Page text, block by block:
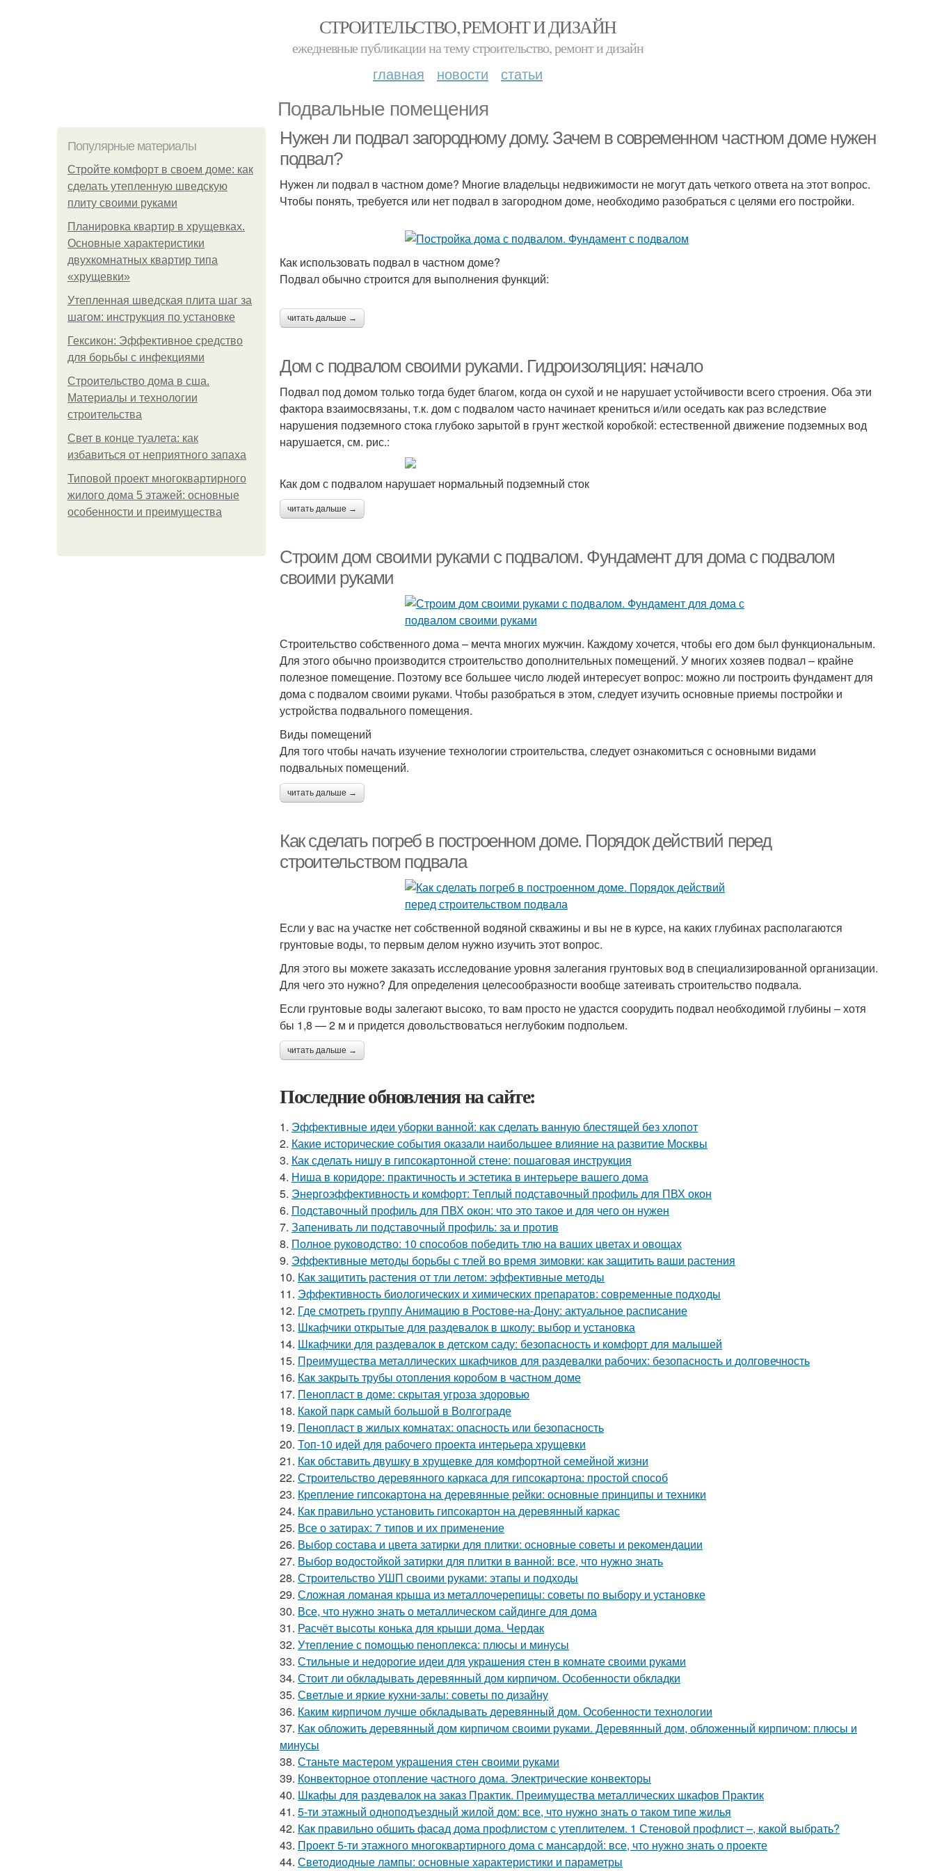
СТРОИТЕЛЬСТВО, РЕМОНТ И ДИЗАЙН
ежедневные публикации на тему строительство, ремонт и дизайн
главная новости статьи
Подвальные помещения
Популярные материалы
Стройте комфорт в своем доме: как
сделать утепленную шведскую
плиту своими руками
Планировка квартир в хрущевках.
Основные характеристики
двухкомнатных квартир типа
«хрущевки»
Утепленная шведская плита шаг за
шагом: инструкция по установке
Гексикон: Эффективное средство
для борьбы с инфекциями
Строительство дома в сша.
Материалы и технологии
строительства
Свет в конце туалета: как
избавиться от неприятного запаха
Типовой проект многоквартирного
жилого дома 5 этажей: основные
особенности и преимущества
Нужен ли подвал загородному дому. Зачем в современном частном доме нужен
подвал?
Нужен ли подвал в частном доме? Многие владельцы недвижимости не могут дать четкого ответа на этот вопрос.
Чтобы понять, требуется или нет подвал в загородном доме, необходимо разобраться с целями его постройки.
Как использовать подвал в частном доме?
Подвал обычно строится для выполнения функций:
читать дальше →
Дом с подвалом своими руками. Гидроизоляция: начало
Подвал под домом только тогда будет благом, когда он сухой и не нарушает устойчивости всего строения. Оба эти
фактора взаимосвязаны, т.к. дом с подвалом часто начинает крениться и/или оседать как раз вследствие
нарушения подземного стока глубоко зарытой в грунт жесткой коробкой: естественной движение подземных вод
нарушается, см. рис.:
Как дом с подвалом нарушает нормальный подземный сток
читать дальше →
Строим дом своими руками с подвалом. Фундамент для дома с подвалом
своими руками
Строительство собственного дома – мечта многих мужчин. Каждому хочется, чтобы его дом был функциональным.
Для этого обычно производится строительство дополнительных помещений. У многих хозяев подвал – крайне
полезное помещение. Поэтому все большее число людей интересует вопрос: можно ли построить фундамент для
дома с подвалом своими руками. Чтобы разобраться в этом, следует изучить основные приемы постройки и
устройства подвального помещения.
Виды помещений
Для того чтобы начать изучение технологии строительства, следует ознакомиться с основными видами
подвальных помещений.
читать дальше →
Как сделать погреб в построенном доме. Порядок действий перед
строительством подвала
Если у вас на участке нет собственной водяной скважины и вы не в курсе, на каких глубинах располагаются
грунтовые воды, то первым делом нужно изучить этот вопрос.
Для этого вы можете заказать исследование уровня залегания грунтовых вод в специализированной организации.
Для чего это нужно? Для определения целесообразности вообще затеивать строительство подвала.
Если грунтовые воды залегают высоко, то вам просто не удастся соорудить подвал необходимой глубины – хотя
бы 1,8 — 2 м и придется довольствоваться неглубоким подпольем.
читать дальше →
Последние обновления на сайте:
1. Эффективные идеи уборки ванной: как сделать ванную блестящей без хлопот
2. Какие исторические события оказали наибольшее влияние на развитие Москвы
3. Как сделать нишу в гипсокартонной стене: пошаговая инструкция
4. Ниша в коридоре: практичность и эстетика в интерьере вашего дома
5. Энергоэффективность и комфорт: Теплый подставочный профиль для ПВХ окон
6. Подставочный профиль для ПВХ окон: что это такое и для чего он нужен
7. Запенивать ли подставочный профиль: за и против
8. Полное руководство: 10 способов победить тлю на ваших цветах и овощах
9. Эффективные методы борьбы с тлей во время зимовки: как защитить ваши растения
10. Как защитить растения от тли летом: эффективные методы
11. Эффективность биологических и химических препаратов: современные подходы
12. Где смотреть группу Анимацию в Ростове-на-Дону: актуальное расписание
13. Шкафчики открытые для раздевалок в школу: выбор и установка
14. Шкафчики для раздевалок в детском саду: безопасность и комфорт для малышей
15. Преимущества металлических шкафчиков для раздевалки рабочих: безопасность и долговечность
16. Как закрыть трубы отопления коробом в частном доме
17. Пенопласт в доме: скрытая угроза здоровью
18. Какой парк самый большой в Волгограде
19. Пенопласт в жилых комнатах: опасность или безопасность
20. Топ-10 идей для рабочего проекта интерьера хрущевки
21. Как обставить двушку в хрущевке для комфортной семейной жизни
22. Строительство деревянного каркаса для гипсокартона: простой способ
23. Крепление гипсокартона на деревянные рейки: основные принципы и техники
24. Как правильно установить гипсокартон на деревянный каркас
25. Все о затирах: 7 типов и их применение
26. Выбор состава и цвета затирки для плитки: основные советы и рекомендации
27. Выбор водостойкой затирки для плитки в ванной: все, что нужно знать
28. Строительство УШП своими руками: этапы и подходы
29. Сложная ломаная крыша из металлочерепицы: советы по выбору и установке
30. Все, что нужно знать о металлическом сайдинге для дома
31. Расчёт высоты конька для крыши дома. Чердак
32. Утепление с помощью пеноплекса: плюсы и минусы
33. Стильные и недорогие идеи для украшения стен в комнате своими руками
34. Стоит ли обкладывать деревянный дом кирпичом. Особенности обкладки
35. Светлые и яркие кухни-залы: советы по дизайну
36. Каким кирпичом лучше обкладывать деревянный дом. Особенности технологии
37. Как обложить деревянный дом кирпичом своими руками. Деревянный дом, обложенный кирпичом: плюсы и
минусы
38. Станьте мастером украшения стен своими руками
39. Конвекторное отопление частного дома. Электрические конвекторы
40. Шкафы для раздевалок на заказ Практик. Преимущества металлических шкафов Практик
41. 5-ти этажный одноподъездный жилой дом: все, что нужно знать о таком типе жилья
42. Как правильно обшить фасад дома профлистом с утеплителем. 1 Стеновой профлист –, какой выбрать?
43. Проект 5-ти этажного многоквартирного дома с мансардой: все, что нужно знать о проекте
44. Светодиодные лампы: основные характеристики и параметры